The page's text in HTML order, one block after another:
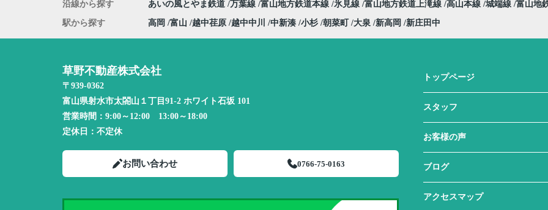
沿線から探す あいの風とやま鉄道 万葉線 富山地方鉄道本線 氷見線 富山地方鉄道上滝線 高山本線 城端線 富山地
駅から探す 高岡 富山 越中荏原 越中中川 中新湊 小杉 朝菜町 大泉 新高岡 新庄田中
草野不動産株式会社
〒939-0362
富山県射水市太閤山１丁目91-2 ホワイト石坂 101
営業時間： 9:00～12:00 13:00～18:00
定休日： 不定休
お問い合わせ 0766-75-0163
トップページ
スタッフ
お客様の声
ブログ
アクセスマップ